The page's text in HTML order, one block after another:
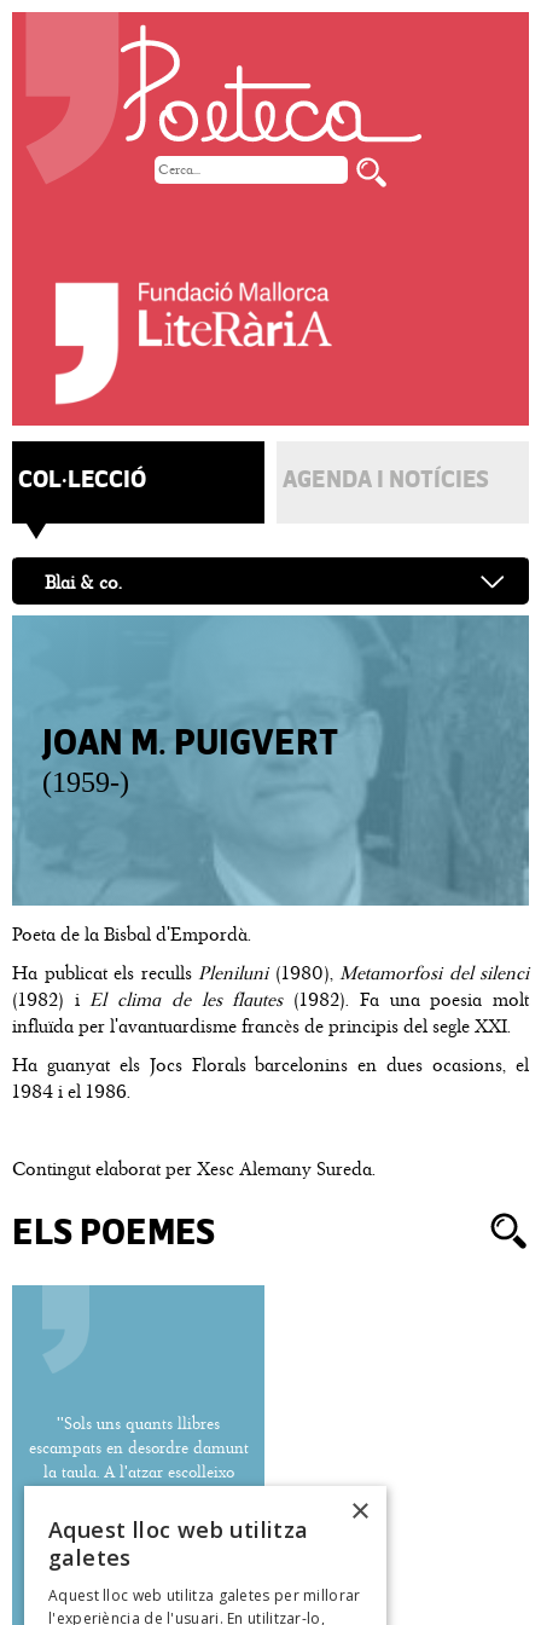
COL·LECCIÓ AGENDA I NOTÍCIES
Blai & co.
JOAN M. PUIGVERT
(1959-)
Poeta de la Bisbal d'Empordà.
Ha publicat els reculls Pleniluni (1980), Metamorfosi del silenci
(1982) iEl clima de les flautes (1982). Fa una poesia molt
influïda per l'avantuardisme francès de principis del segle XXI.
Ha guanyat els Jocs Florals barcelonins en dues ocasions, el
1984 i el 1986.
Contingut elaborat per Xesc Alemany Sureda.
ELS POEMES
''Sols uns quants llibres
escampats en desordre damunt
la taula. A l'atzar escolleixo
Joan M. Puigvert
poeteca.cat
×
Aquest lloc web utilitza
galetes
Aquest lloc web utilitza galetes per millorar
l'experiència de l'usuari. En utilitzar-lo,